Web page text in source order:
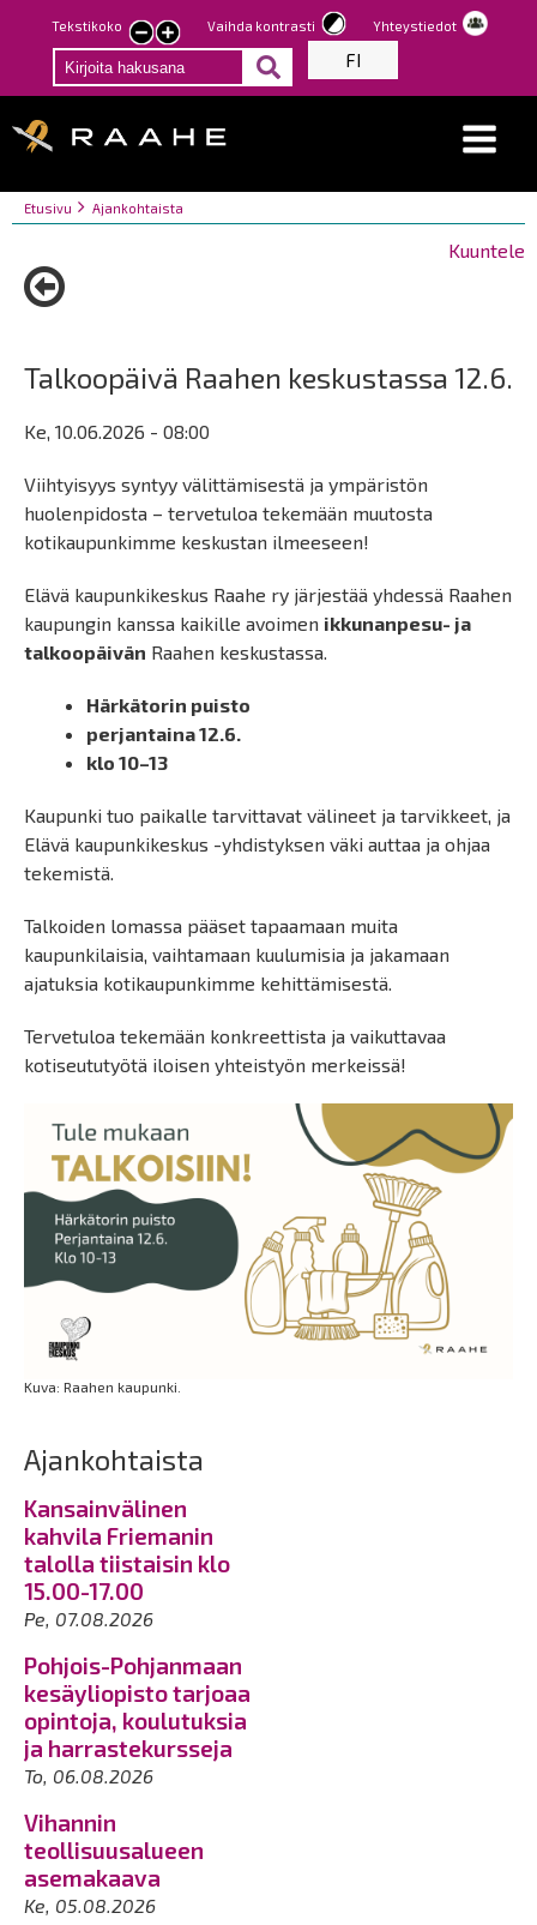
Hyppää
pääsisältöön
Tekstikoko
Pienennä
tekstin
kokoa
Suurenna
tekstin
kokoa
Vaihda kontrasti Yhteystiedot
FI
Breadcrumbs
You
here:
Etusivu Ajankohtaista
Kuuntele
Talkoopäivä Raahen keskustassa 12.6.
Ke, 10.06.2026 - 08:00
Viihtyisyys syntyy välittämisestä ja ympäristön
huolenpidosta – tervetuloa tekemään muutosta
kotikaupunkimme keskustan ilmeeseen!
Elävä kaupunkikeskus Raahe ry järjestää yhdessä Raahen
kaupungin kanssa kaikille avoimen ikkunanpesu- ja
talkoopäivän Raahen keskustassa.
Härkätorin puisto
perjantaina 12.6.
klo 10–13
Kaupunki tuo paikalle tarvittavat välineet ja tarvikkeet, ja
Elävä kaupunkikeskus -yhdistyksen väki auttaa ja ohjaa
tekemistä.
Talkoiden lomassa pääset tapaamaan muita
kaupunkilaisia, vaihtamaan kuulumisia ja jakamaan
ajatuksia kotikaupunkimme kehittämisestä.
Tervetuloa tekemään konkreettista ja vaikuttavaa
kotiseututyötä iloisen yhteistyön merkeissä!
Kuva: Raahen kaupunki.
Ajankohtaista
Kansainvälinen
kahvila Friemanin
talolla tiistaisin klo
15.00-17.00
Pe, 07.08.2026
Pohjois-Pohjanmaan
kesäyliopisto tarjoaa
opintoja, koulutuksia
ja harrastekursseja
To, 06.08.2026
Vihannin
teollisuusalueen
asemakaava
Ke, 05.08.2026